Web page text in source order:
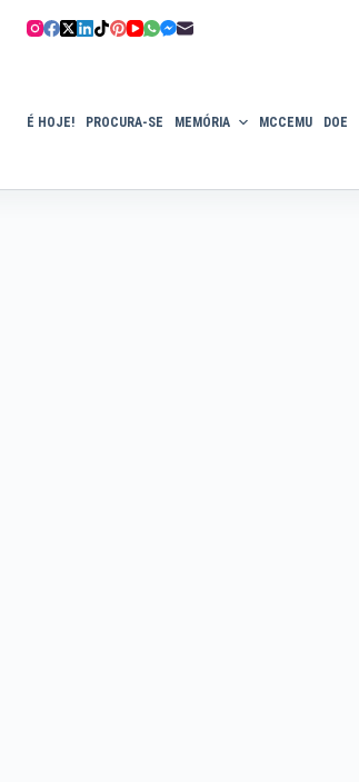
É HOJE! PROCURA-SE MEMÓRIA MCCEMU DOE